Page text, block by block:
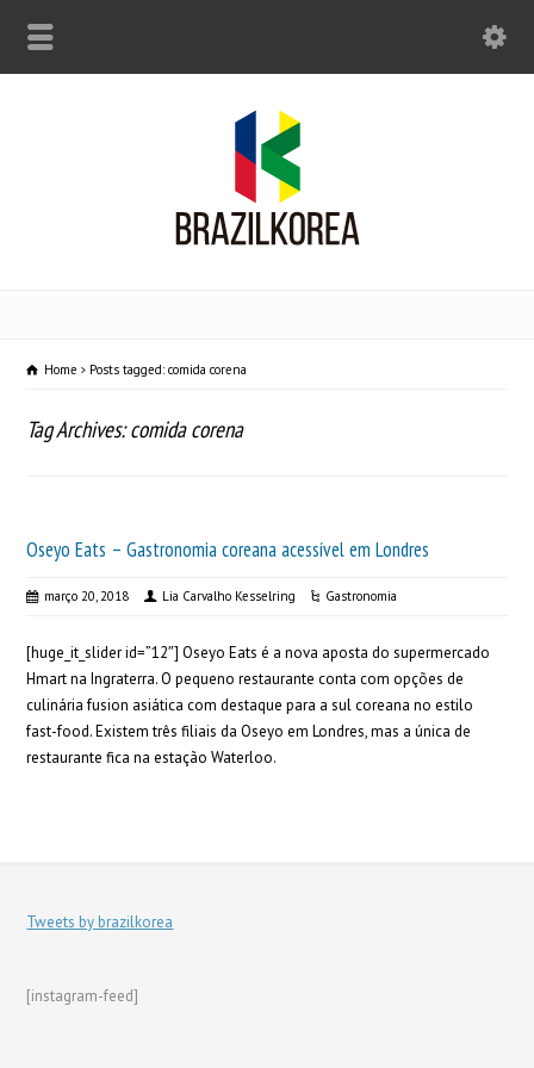
Home Posts tagged: comida corena
Tag Archives: comida corena
Oseyo Eats – Gastronomia coreana acessível em Londres
março 20, 2018 Lia Carvalho Kesselring Gastronomia
[huge_it_slider id=”12″] Oseyo Eats é a nova aposta do supermercado
Hmart na Ingraterra. O pequeno restaurante conta com opções de
culinária fusion asiática com destaque para a sul coreana no estilo
fast-food. Existem três filiais da Oseyo em Londres, mas a única de
restaurante fica na estação Waterloo.
Tweets by brazilkorea
[instagram-feed]